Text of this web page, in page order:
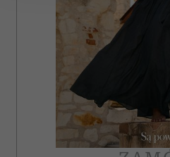
Wykorzystujemy pliki cookie
i reklam, aby oferować funkcje
analizować ruch w naszej
korzystasz z naszej witryny,
społecznościowym,
Partnerzy mogą połączyć te
otrzymanymi od Ciebie lub
korzystania z ich usług.